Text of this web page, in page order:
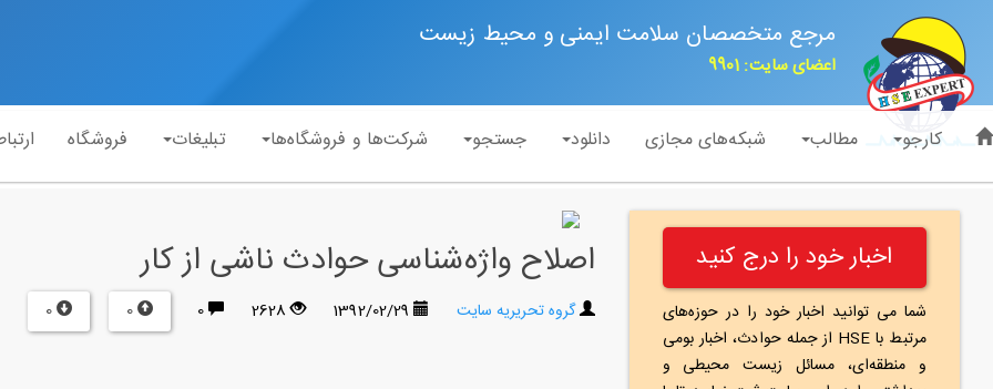
مرجع متخصصان سلامت ایمنی و محیط زیست
اعضای سایت: 9901
کارجو مطالب شبکه‌های مجازی دانلود جستجو شرکت‌ها و فروشگاه‌ها تبلیغات فروشگاه
اخبار خود را درج کنید
شما می توانید اخبار خود را در حوزه‌های
مرتبط با HSE از جمله حوادث، اخبار بومی
و منطقه‌ای، مسائل زیست محیطی و
اصلاح واژه‌شناسی حوادث ناشی از كار
گروه تحریریه سایت 1392/02/29
2628
0
0
0